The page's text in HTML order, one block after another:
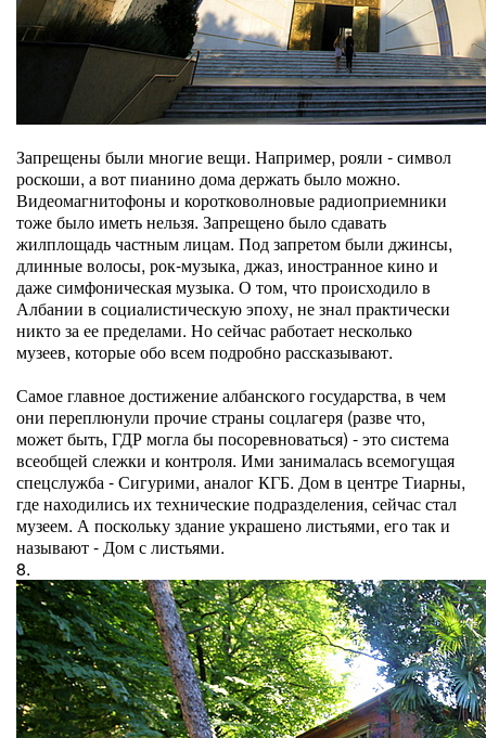
Запрещены были многие вещи. Например, рояли - символ
роскоши, а вот пианино дома держать было можно.
Видеомагнитофоны и коротковолновые радиоприемники
тоже было иметь нельзя. Запрещено было сдавать
жилплощадь частным лицам. Под запретом были джинсы,
длинные волосы, рок-музыка, джаз, иностранное кино и
даже симфоническая музыка. О том, что происходило в
Албании в социалистическую эпоху, не знал практически
никто за ее пределами. Но сейчас работает несколько
музеев, которые обо всем подробно рассказывают.
Самое главное достижение албанского государства, в чем
они переплюнули прочие страны соцлагеря (разве что,
может быть, ГДР могла бы посоревноваться) - это система
всеобщей слежки и контроля. Ими занималась всемогущая
спецслужба - Сигурими, аналог КГБ. Дом в центре Тиарны,
где находились их технические подразделения, сейчас стал
музеем. А поскольку здание украшено листьями, его так и
называют - Дом с листьями.
8.